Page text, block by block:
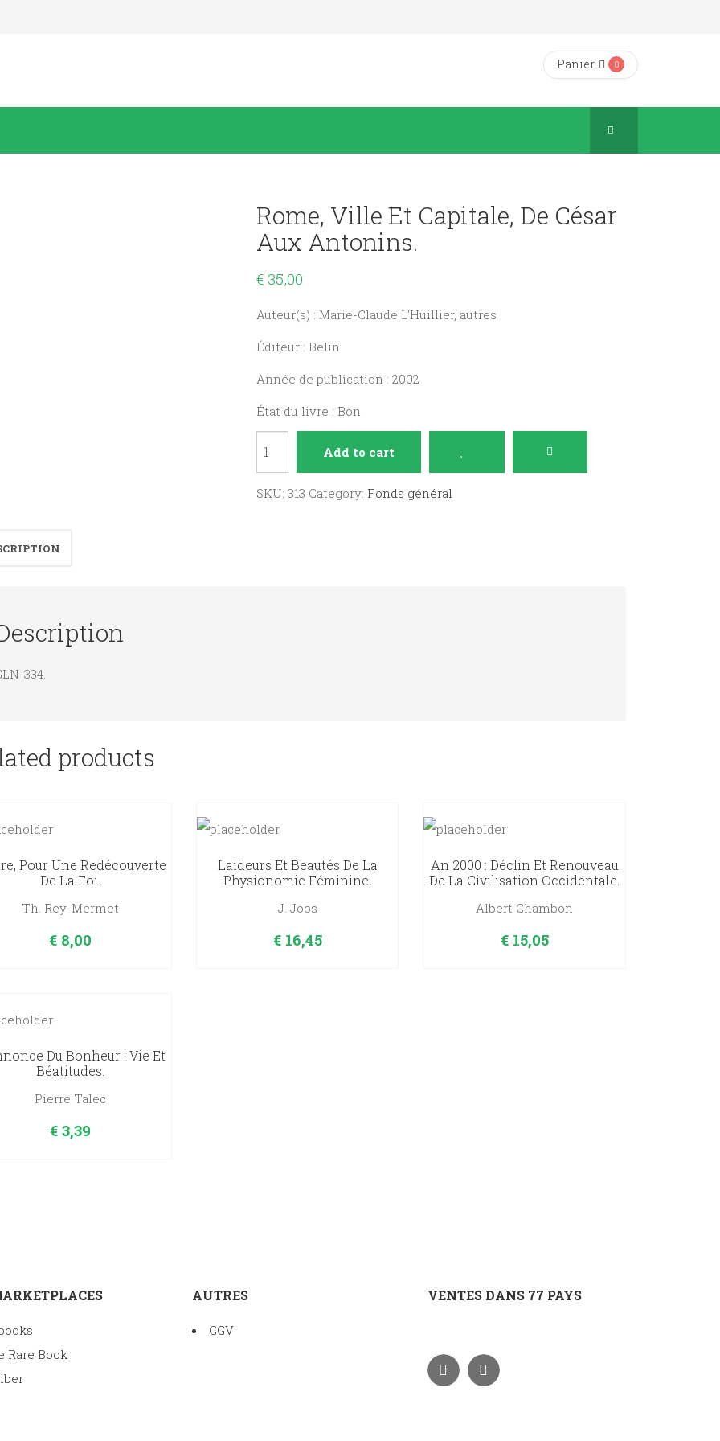
Panier 0
Rome, Ville Et Capitale, De César
Aux Antonins.
€ 35,00
Auteur(s) : Marie-Claude L'Huillier, autres
Éditeur : Belin
Année de publication : 2002
État du livre : Bon
et
Add to cart
SKU:313 Category: Fonds général
334.
products
Pour Une Redécouverte
De La Foi.
Th. Rey-Mermet
€ 8,00
Laideurs Et Beautés De La
Physionomie Féminine.
J. Joos
€16,45
An 2000 : Déclin Et Renouveau
De La Civilisation Occidentale.
Albert Chambon
€15,05
Du Bonheur : Vie Et
Béatitudes.
Pierre Talec
€ 3,39
Rare Book
AUTRES
CGV
VENTES DANS 77 PAYS